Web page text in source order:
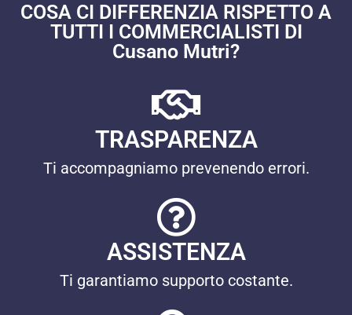
COSA CI DIFFERENZIA RISPETTO A
TUTTI I COMMERCIALISTI DI
Cusano Mutri?
TRASPARENZA
Ti accompagniamo prevenendo errori.
ASSISTENZA
Ti garantiamo supporto costante.